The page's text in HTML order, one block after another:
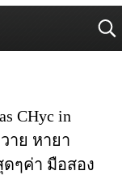
CHyc in
าย หายา
ๆค่า มือสอง